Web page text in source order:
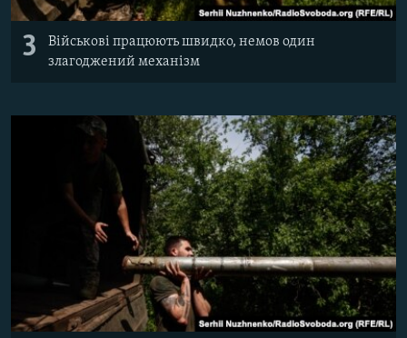
3
Військові працюють швидко, немов один
злагоджений механізм